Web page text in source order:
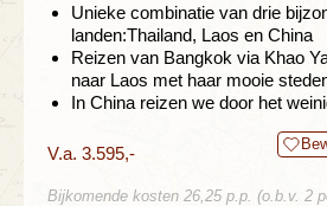
Unieke combinatie van drie
landen:Thailand, Laos en China
Reizen van Bangkok via Khao
naar Laos met haar mooie
In China reizen we door het
V.a. 3.595,-
Bijkomende kosten 26,25 p.p. (o.b.v. 2